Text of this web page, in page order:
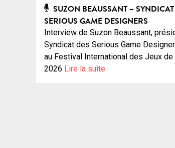
SUZON BEAUSSANT –
SERIOUS GAME DESIGNERS
Interview de Suzon Beaussant,
Syndicat des Serious Game
au Festival International des Jeux de
2026 Lire la suite